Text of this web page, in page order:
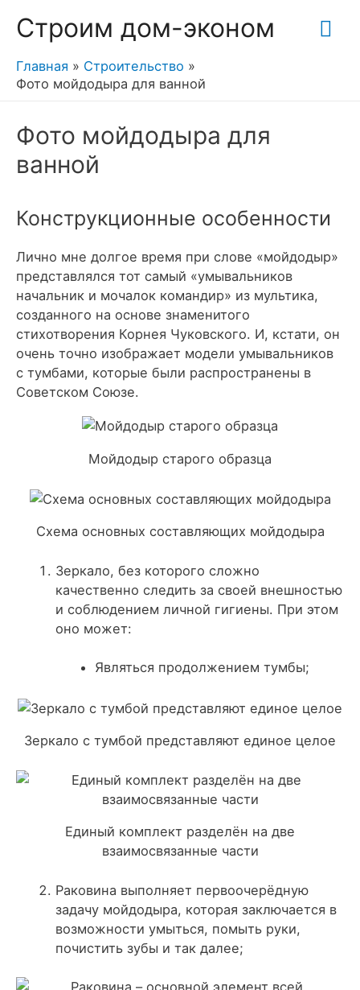
Строим дом-эконом
Главная
Строительство
Фото мойдодыра для ванной
Фото мойдодыра для
ванной
Конструкционные особенности
Лично мне долгое время при слове «мойдодыр»
представлялся тот самый «умывальников
начальник и мочалок командир» из мультика,
созданного на основе знаменитого
стихотворения Корнея Чуковского. И, кстати, он
очень точно изображает модели умывальников
с тумбами, которые были распространены в
Советском Союзе.
Мойдодыр старого образца
Схема основных составляющих мойдодыра
Зеркало, без которого сложно
качественно следить за своей внешностью
и соблюдением личной гигиены. При этом
оно может:
Являться продолжением тумбы;
Зеркало с тумбой представляют единое целое
Единый комплект разделён на две
взаимосвязанные части
Раковина выполняет первоочерёдную
задачу мойдодыра, которая заключается в
возможности умыться, помыть руки,
почистить зубы и так далее;